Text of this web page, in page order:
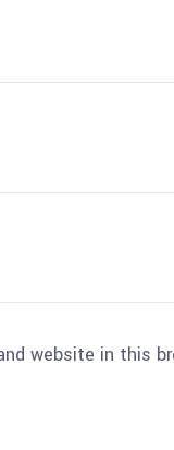
website in this